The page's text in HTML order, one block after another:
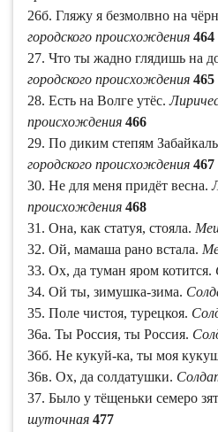
26б. Гляжу я безмолвно на
городского происхождения 464
27. Что ты жадно глядишь на
городского происхождения 465
28. Есть на Волге утёс.
происхождения 466
29. По диким степям
городского происхождения 467
30. Не для меня придёт весна.
происхождения 468
31. Она, как статуя, стояла.
32. Ой, мамаша рано встала.
33. Ох, да туман яром котится.
34. Ой ты, зимушка-зима.
35. Поле чистоя, турецкоя.
36а. Ты Россия, ты Россия.
36б. Не кукуй-ка, ты моя
36в. Ох, да солдатушки.
37. Было у тёщеньки семеро
шуточная 477